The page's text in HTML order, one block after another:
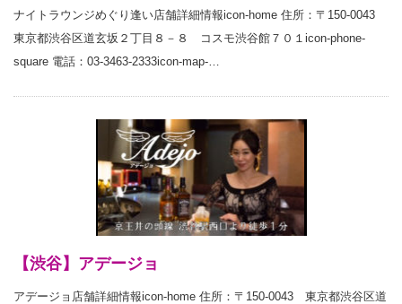
ナイトラウンジめぐり逢い店舗詳細情報icon-home 住所：〒150-0043
東京都渋谷区道玄坂２丁目８－８ コスモ渋谷館７０１icon-phone-
square 電話：03-3463-2333icon-map-…
【渋谷】アデージョ
アデージョ店舗詳細情報icon-home 住所：〒150-0043 東京都渋谷区道